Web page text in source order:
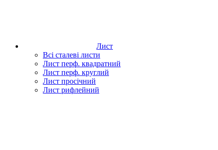
Лист
Всі сталеві листи
Лист перф. квадратний
Лист перф. круглий
Лист просічний
Лист рифлейний